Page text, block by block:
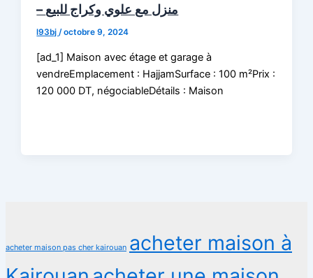
– منزل مع علوي وكراج للبيع
l93bj/octobre 9, 2024
[ad_1] Maison avec étage et garage à
vendreEmplacement : HajjamSurface : 100 m²Prix ​​:
120 000 DT, négociableDétails : Maison
acheter maison pas cher kairouan acheter maison à